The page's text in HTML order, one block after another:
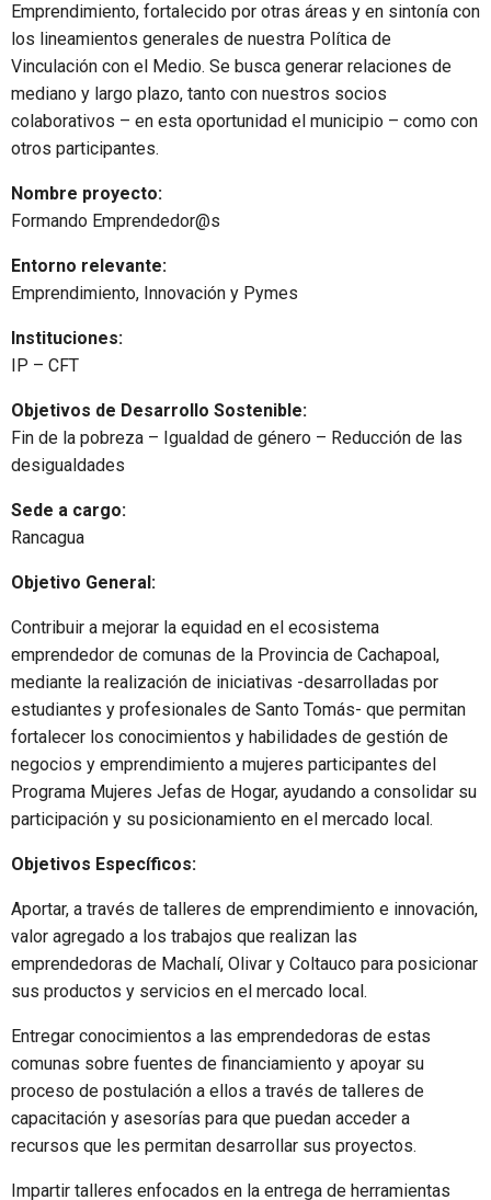
Emprendimiento, fortalecido por otras áreas y en sintonía con
los lineamientos generales de nuestra Política de
Vinculación con el Medio. Se busca generar relaciones de
mediano y largo plazo, tanto con nuestros socios
colaborativos – en esta oportunidad el municipio – como con
otros participantes.
Nombre proyecto:
Formando Emprendedor@s
Entorno relevante:
Emprendimiento, Innovación y Pymes
Instituciones:
IP – CFT
Objetivos de Desarrollo Sostenible:
Fin de la pobreza – Igualdad de género – Reducción de las
desigualdades
Sede a cargo:
Rancagua
Objetivo General:
Contribuir a mejorar la equidad en el ecosistema
emprendedor de comunas de la Provincia de Cachapoal,
mediante la realización de iniciativas -desarrolladas por
estudiantes y profesionales de Santo Tomás- que permitan
fortalecer los conocimientos y habilidades de gestión de
negocios y emprendimiento a mujeres participantes del
Programa Mujeres Jefas de Hogar, ayudando a consolidar su
participación y su posicionamiento en el mercado local.
Objetivos Específicos:
Aportar, a través de talleres de emprendimiento e innovación,
valor agregado a los trabajos que realizan las
emprendedoras de Machalí, Olivar y Coltauco para posicionar
sus productos y servicios en el mercado local.
Entregar conocimientos a las emprendedoras de estas
comunas sobre fuentes de financiamiento y apoyar su
proceso de postulación a ellos a través de talleres de
capacitación y asesorías para que puedan acceder a
recursos que les permitan desarrollar sus proyectos.
Impartir talleres enfocados en la entrega de herramientas